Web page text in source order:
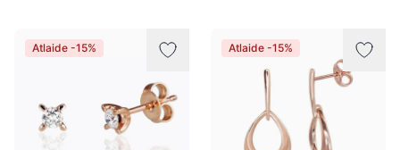
Atlaide -15% Atlaide -15%